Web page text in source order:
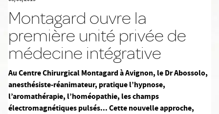
Montagard ouvre la
première unité privée de
médecine intégrative
Au Centre Chirurgical Montagard à Avignon, le Dr Abossolo,
anesthésiste-réanimateur, pratique l’hypnose,
l’aromathérapie, l’homéopathie, les champs
électromagnétiques pulsés... Cette nouvelle approche,